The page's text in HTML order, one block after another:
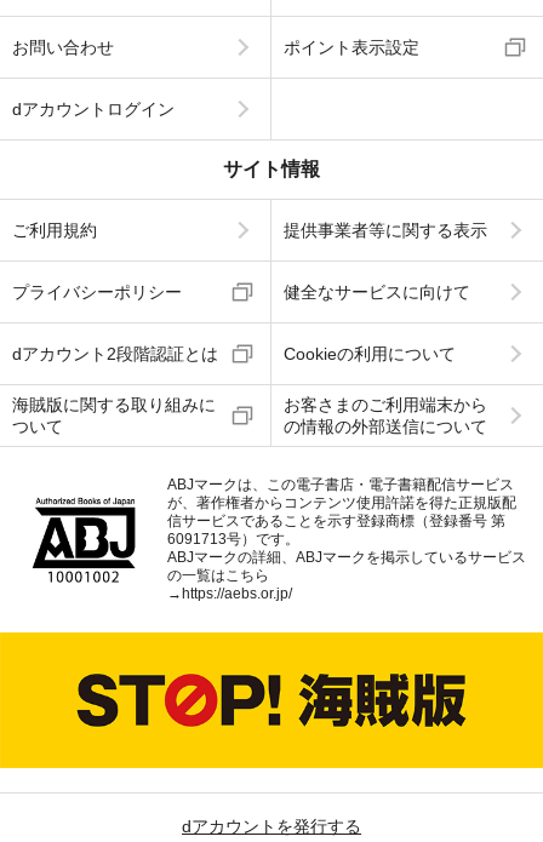
お問い合わせ ポイント表示設定
dアカウントログイン
サイト情報
ご利用規約 提供事業者等に関する表示
プライバシーポリシー 健全なサービスに向けて
dアカウント2段階認証とは Cookieの利用について
海賊版に関する取り組みに
ついて
お客さまのご利用端末から
の情報の外部送信について
ABJマークは、この電子書店・電子書籍配信サービス
が、著作権者からコンテンツ使用許諾を得た正規版配
信サービスであることを示す登録商標（登録番号 第
6091713号）です。
ABJマークの詳細、ABJマークを掲示しているサービス
の一覧はこちら
→ https://aebs.or.jp/
dアカウントを発行する